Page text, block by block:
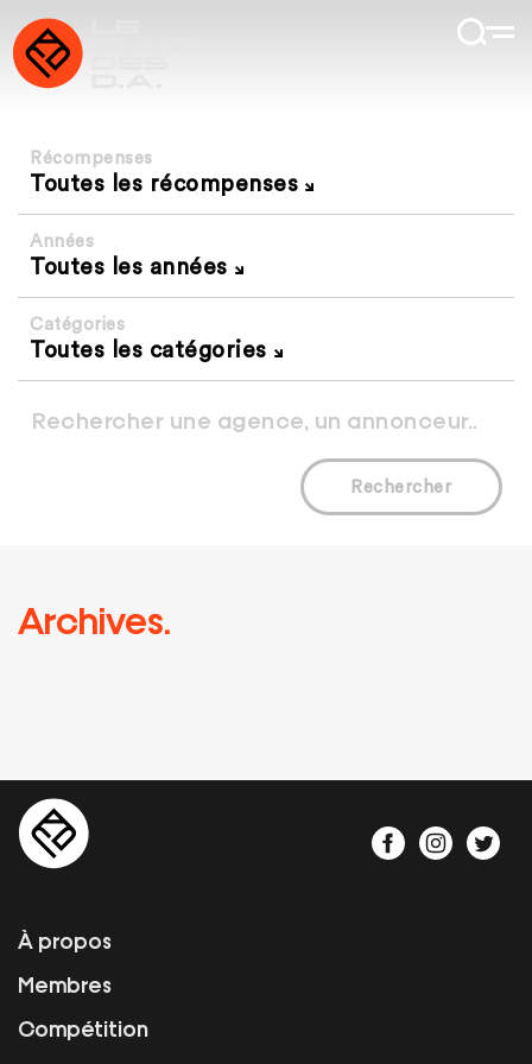
Récompenses
Toutes les récompenses
Années
Toutes les années
Catégories
Toutes les catégories
Rechercher
Archives.
À propos
Membres
Compétition